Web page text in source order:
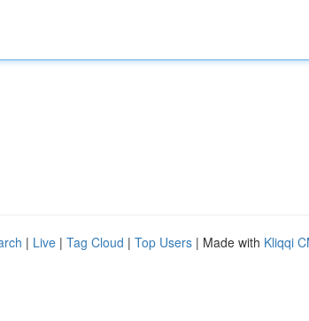
| Live | Tag Cloud | Top Users | Made with Kliqqi